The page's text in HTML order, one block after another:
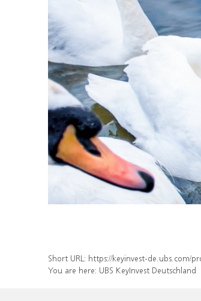
Short URL: https://keyinvest-de.ubs.com/
You are here: UBS KeyInvest Deutschland